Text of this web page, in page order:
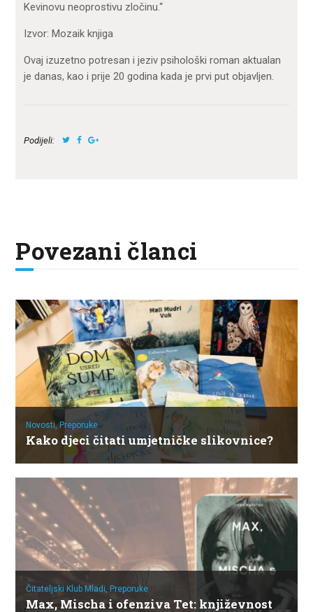
Kevinovu neoprostivu zločinu.“
Izvor: Mozaik knjiga
Ovaj izuzetno potresan i jeziv psihološki roman aktualan
je danas, kao i prije 20 godina kada je prvi put objavljen.
Podijeli:
Povezani članci
Novosti,Preporuke
Kako djeci čitati umjetničke slikovnice?
Čitateljski Klub Mladi, Preporuke
Max, Mischa i ofenziva Tet: književnost